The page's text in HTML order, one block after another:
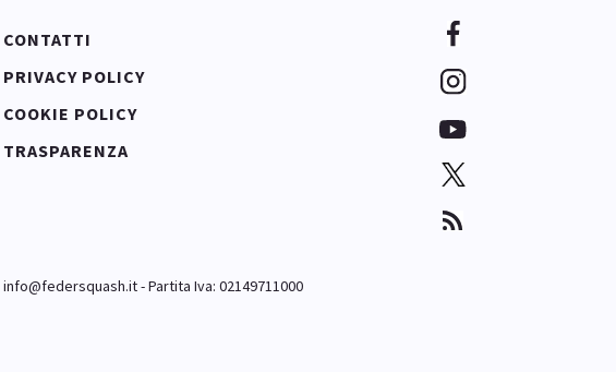
CONTATTI
PRIVACY POLICY
COOKIE POLICY
TRASPARENZA
info@federsquash.it- Partita Iva: 02149711000